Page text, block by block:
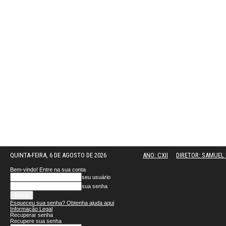
QUINTA-FEIRA, 6 DE AGOSTO DE 2026 ANO: CXII DIRETOR:
Bem-vindo! Entre na sua conta
seu usuário
sua senha
Esqueceu sua senha? Obtenha ajuda aqui
Informação Legal
Recuperar senha
Recupere sua senha